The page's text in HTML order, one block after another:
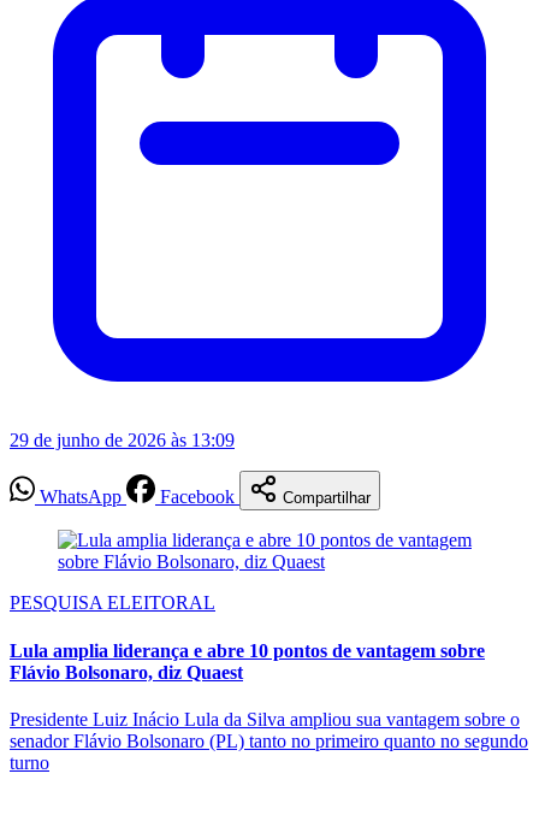
29 de junho de 2026 às 13:09
WhatsApp Facebook Compartilhar
PESQUISA ELEITORAL
Lula amplia liderança e abre 10 pontos de vantagem sobre
Flávio Bolsonaro, diz Quaest
Presidente Luiz Inácio Lula da Silva ampliou sua vantagem sobre o
senador Flávio Bolsonaro (PL) tanto no primeiro quanto no segundo
turno